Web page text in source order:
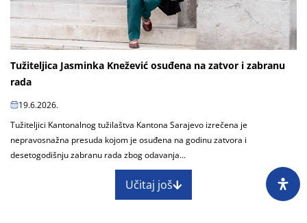
Tužiteljica Jasminka Knežević osuđena na zatvor i zabranu
rada
19.6.2026.
Tužiteljici Kantonalnog tužilaštva Kantona Sarajevo izrečena je
nepravosnažna presuda kojom je osuđena na godinu zatvora i
desetogodišnju zabranu rada zbog odavanja...
Učitaj još